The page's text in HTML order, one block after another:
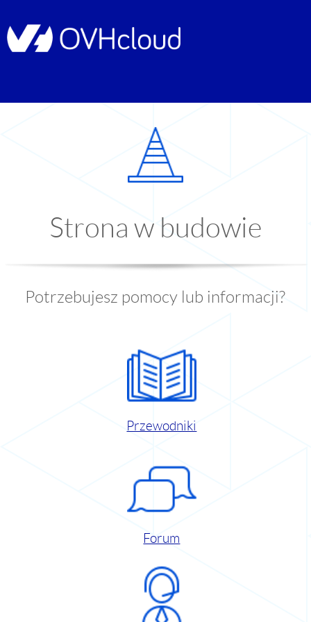
Strona w budowie
Potrzebujesz pomocy lub informacji?
Przewodniki
Forum